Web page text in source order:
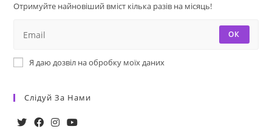
Отримуйте найновіший вміст кілька разів на місяць!
ОК
Я даю дозвіл на обробку моїх даних
Слідуй За Нами